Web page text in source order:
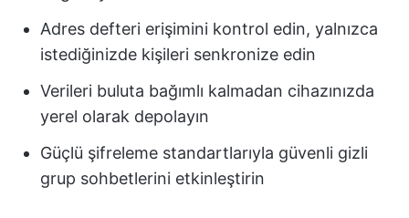
Adres defteri erişimini kontrol edin, yalnızca
istediğinizde kişileri senkronize edin
Verileri buluta bağımlı kalmadan cihazınızda
yerel olarak depolayın
Güçlü şifreleme standartlarıyla güvenli gizli
grup sohbetlerini etkinleştirin